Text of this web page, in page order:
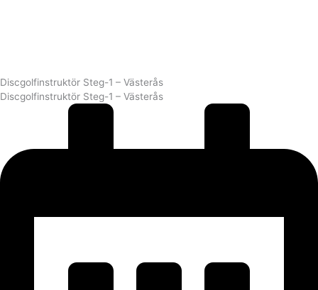
Discgolfinstruktör Steg-1 – Västerås
Discgolfinstruktör Steg-1 – Västerås